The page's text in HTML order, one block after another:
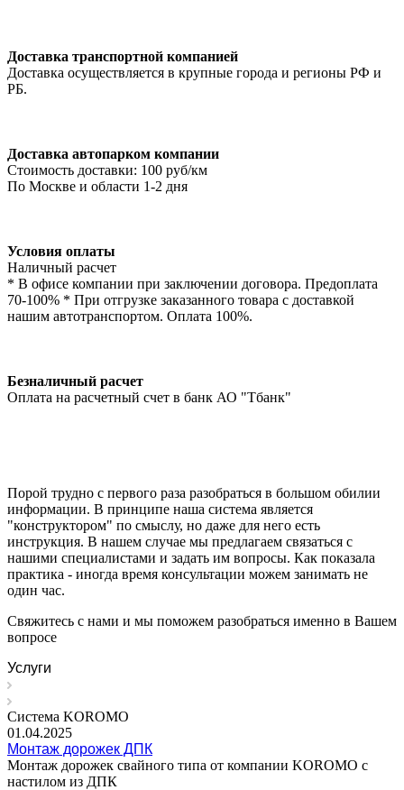
Доставка транспортной компанией
Доставка осуществляется в крупные города и регионы РФ и
РБ.
Доставка автопарком компании
Стоимость доставки: 100 руб/км
По Москве и области 1-2 дня
Условия оплаты
Наличный расчет
* В офисе компании при заключении договора. Предоплата
70-100% * При отгрузке заказанного товара с доставкой
нашим автотранспортом. Оплата 100%.
Безналичный расчет
Оплата на расчетный счет в банк АО "Тбанк"
Порой трудно с первого раза разобраться в большом обилии
информации. В принципе наша система является
"конструктором" по смыслу, но даже для него есть
инструкция. В нашем случае мы предлагаем связаться с
нашими специалистами и задать им вопросы. Как показала
практика - иногда время консультации можем занимать не
один час.
Свяжитесь с нами и мы поможем разобраться именно в Вашем
вопросе
Услуги
Система KOROMO
01.04.2025
Монтаж дорожек ДПК
Монтаж дорожек свайного типа от компании KOROMO с
настилом из ДПК